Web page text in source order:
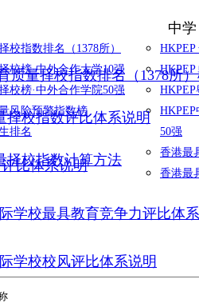
校指数排名（1378所）
校榜·中外合作大学10强
校榜·中外合作学院50强
风险预警指数榜
排名
中学
50强
香港最
香港最
质量择校指数排名（1378所
择校指数评比体系说明
比体系说明
学校最具教育竞争力评比体
学校校风评比体系说明
择校指数计算方法